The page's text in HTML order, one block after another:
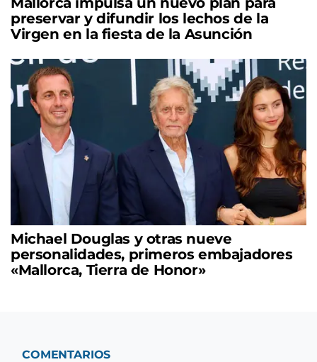
preservar y difundir los lechos de la
Virgen en la fiesta de la Asunción
Michael Douglas y otras nueve
personalidades, primeros embajadores
«Mallorca, Tierra de Honor»
COMENTARIOS